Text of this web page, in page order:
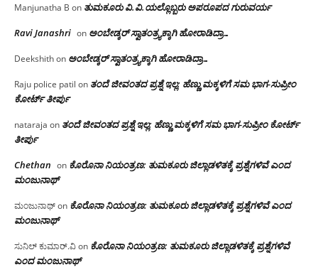
Manjunatha B on ತುಮಕೂರು‌ ವಿ.ವಿ.ಯಲ್ಲೊಬ್ಬರು ಅಪರೂಪದ ಗುರುವರ್ಯ
Ravi Janashri on ಅಂಬೇಡ್ಕರ್ ಸ್ವಾತಂತ್ರ್ಯಕ್ಕಾಗಿ ಹೋರಾಡಿದ್ರಾ…
Deekshithon ಅಂಬೇಡ್ಕರ್ ಸ್ವಾತಂತ್ರ್ಯಕ್ಕಾಗಿ ಹೋರಾಡಿದ್ರಾ…
Raju police patil on ತಂದೆ ಜೀವಂತದ ಪ್ರಶ್ನೆ ಇಲ್ಲ: ಹೆಣ್ಣು ಮಕ್ಕಳಿಗೆ ಸಮ ಭಾಗ-ಸುಪ್ರೀಂ
ಕೋರ್ಟ್ ತೀರ್ಪು
nataraja on ತಂದೆ ಜೀವಂತದ ಪ್ರಶ್ನೆ ಇಲ್ಲ: ಹೆಣ್ಣು ಮಕ್ಕಳಿಗೆ ಸಮ ಭಾಗ-ಸುಪ್ರೀಂ ಕೋರ್ಟ್
ತೀರ್ಪು
Chethan on ಕೊರೊನಾ ನಿಯಂತ್ರಣ: ತುಮಕೂರು ಜಿಲ್ಲಾಡಳಿತಕ್ಕೆ ಪ್ರಶ್ನೆಗಳಿವೆ ಎಂದ
ಮಂಜು‌ನಾಥ್
ಮಂಜುನಾಥ್on ಕೊರೊನಾ ನಿಯಂತ್ರಣ: ತುಮಕೂರು ಜಿಲ್ಲಾಡಳಿತಕ್ಕೆ ಪ್ರಶ್ನೆಗಳಿವೆ ಎಂದ
ಮಂಜು‌ನಾಥ್
ಸುನಿಲ್ ಕುಮಾರ್.ವಿon ಕೊರೊನಾ ನಿಯಂತ್ರಣ: ತುಮಕೂರು ಜಿಲ್ಲಾಡಳಿತಕ್ಕೆ ಪ್ರಶ್ನೆಗಳಿವೆ
ಎಂದ ಮಂಜು‌ನಾಥ್